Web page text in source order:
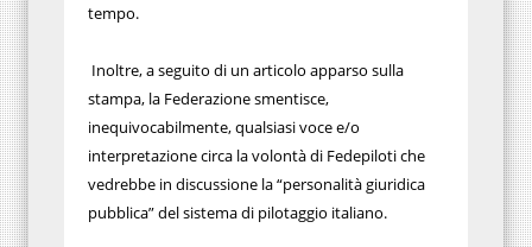
tempo.
Inoltre, a seguito di un articolo apparso sulla
stampa, la Federazione smentisce,
inequivocabilmente, qualsiasi voce e/o
interpretazione circa la volontà di Fedepiloti che
vedrebbe in discussione la “personalità giuridica
pubblica” del sistema di pilotaggio italiano.